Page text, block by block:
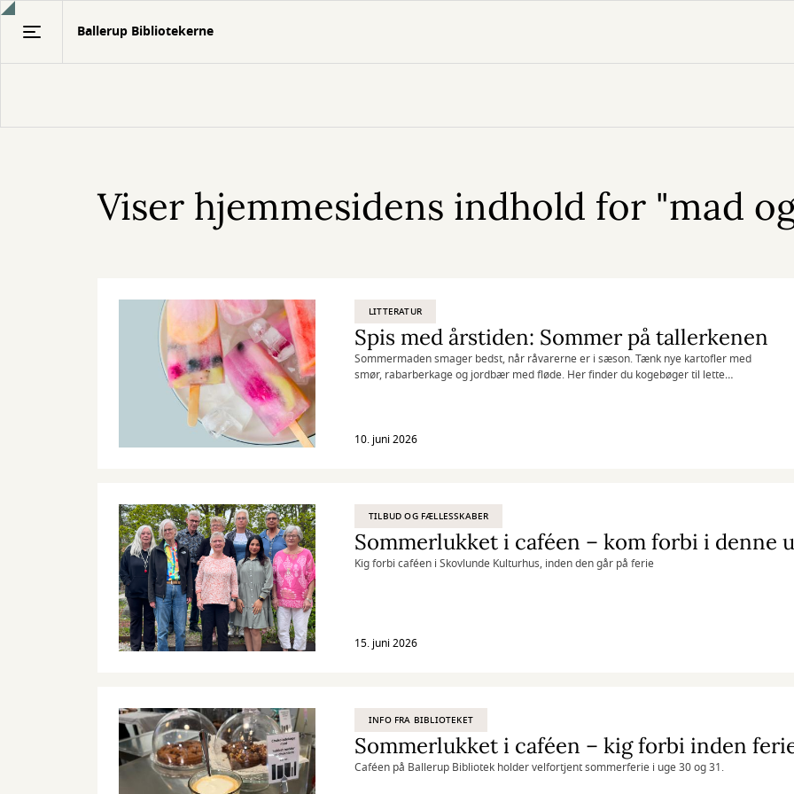
Gå
Ballerup Bibliotekerne
Viser hjemmesidens indhold for "mad
LITTERATUR
Spis med årstiden: Sommer på tallerkenen
Sommermaden smager bedst, når råvarerne er i sæson. Tænk nye kartofler med
smør, rabarberkage og jordbær med fløde. Her finder du kogebøger til lette
10. juni 2026
TILBUD OG FÆLLESSKABER
Sommerlukket i caféen – kom forbi i denne
Kig forbi caféen i Skovlunde Kulturhus, inden den går på ferie
15. juni 2026
INFO FRA BIBLIOTEKET
Sommerlukket i caféen – kig forbi inden
Caféen på Ballerup Bibliotek holder velfortjent sommerferie i uge 30 og 31.